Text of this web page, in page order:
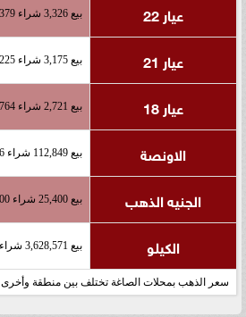
عيار 22 بيع 3,326 شراء 3,379
عيار 21 بيع 3,175 شراء 3,225
عيار 18 بيع 2,721 شراء 2,764
الاونصة بيع 112,849 شراء 114,626
الجنيه الذهب بيع 25,400 شراء 25,800
الكيلو بيع 3,628,571 شراء 3,685,714
سعر الذهب بمحلات الصاغة تختلف بين منطقة وأخرى